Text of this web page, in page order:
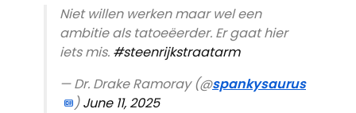
Niet willen werken maar wel een
ambitie als tatoeëerder. Er gaat hier
iets mis. #steenrijkstraatarm
— Dr. Drake Ramoray (@spankysaurus
)June 11, 2025